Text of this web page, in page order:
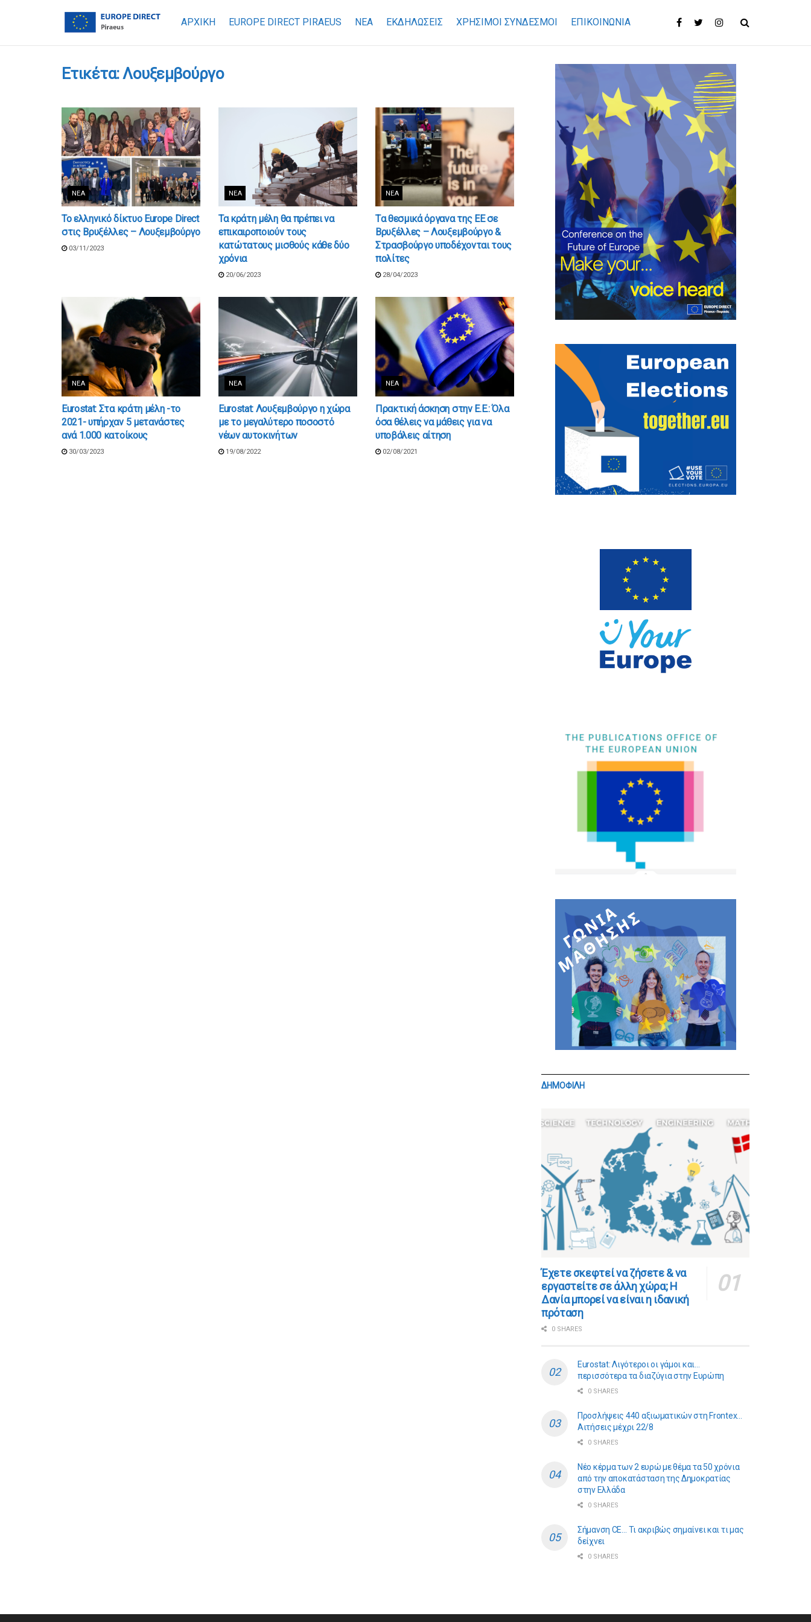
ΑΡΧΙΚΗ EUROPE DIRECT PIRAEUS ΝΕΑ ΕΚΔΗΛΩΣΕΙΣ ΧΡΉΣΙΜΟΙ ΣΎΝΔΕΣΜΟΙ ΕΠΙΚΟΙΝΩΝΊΑ
Ετικέτα:Λουξεμβούργο
ΝΈΑ
Το ελληνικό δίκτυο Europe Direct
στις Βρυξέλλες – Λουξεμβούργο
03/11/2023
ΝΈΑ
Τα κράτη μέλη θα πρέπει να
επικαιροποιούν τους
κατώτατους μισθούς κάθε δύο
χρόνια
20/06/2023
ΝΈΑ
Tα θεσμικά όργανα της ΕΕ σε
Βρυξέλλες – Λουξεμβούργο &
Στρασβούργο υποδέχονται τους
πολίτες
28/04/2023
ΝΈΑ
Eurostat: Στα κράτη μέλη -το
2021- υπήρχαν 5 μετανάστες
ανά 1.000 κατοίκους
30/03/2023
ΝΈΑ
Eurostat: Λουξεμβούργο η χώρα
με το μεγαλύτερο ποσοστό
νέων αυτοκινήτων
19/08/2022
ΝΈΑ
Πρακτική άσκηση στην Ε.Ε.: Όλα
όσα θέλεις να μάθεις για να
υποβάλεις αίτηση
02/08/2021
ΔΗΜΟΦΙΛΗ
​​Έχετε σκεφτεί να ζήσετε & να
εργαστείτε σε άλλη χώρα; Η
Δανία μπορεί να είναι η ιδανική
πρόταση
0 SHARES
Eurostat: Λιγότεροι οι γάμοι και…
περισσότερα τα διαζύγια στην Ευρώπη
0 SHARES
Προσλήψεις 440 αξιωματικών στη Frontex…
Αιτήσεις μέχρι 22/8
0 SHARES
Νέο κέρμα των 2 ευρώ με θέμα τα 50 χρόνια
από την αποκατάσταση της Δημοκρατίας
στην Ελλάδα
0 SHARES
Σήμανση CE… Τι ακριβώς σημαίνει και τι μας
δείχνει
0 SHARES